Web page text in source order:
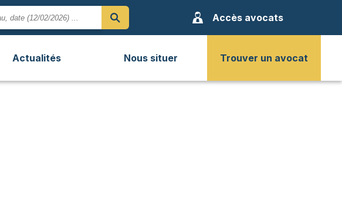
Accès avocats
Actualités Nous situer Trouver un avocat